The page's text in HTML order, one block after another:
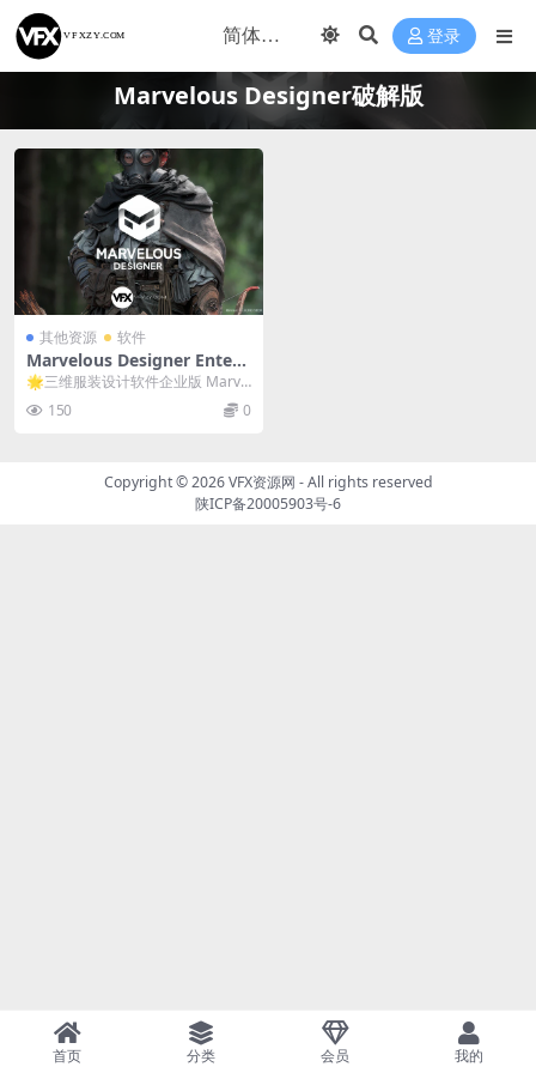
登录
Marvelous Designer破解版
其他资源 软件
Marvelous Designer Enterp
rise 2025.2.143 Win/Mac破
解版 三维服装设计软件企业
版/中文版/英文版
🌟三维服装设计软件企业版 Marve
150 0
Copyright © 2026VFX资源网 - All rights reserved
陕ICP备20005903号-6
首页 分类 会员 我的